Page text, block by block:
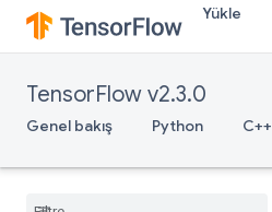
Yükle
TensorFlow v2.3.0
Genel bakış Python C++
MakeUnique
MapClear
MapPeek
MapSize
MapUnstage